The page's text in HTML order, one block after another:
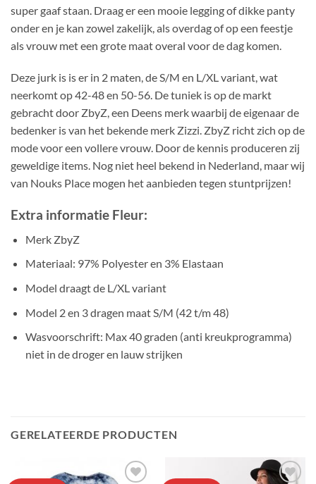
super gaaf staan. Draag er een mooie legging of dikke panty
onder en je kan zowel zakelijk, als overdag of op een feestje
als vrouw met een grote maat overal voor de dag komen.
Deze jurk is is er in 2 maten, de S/M en L/XL variant, wat
neerkomt op 42-48 en 50-56. De tuniek is op de markt
gebracht door ZbyZ, een Deens merk waarbij de eigenaar de
bedenker is van het bekende merk Zizzi. ZbyZ richt zich op de
mode voor een vollere vrouw. Door de kennis produceren zij
geweldige items. Nog niet heel bekend in Nederland, maar wij
van Nouks Place mogen het aanbieden tegen stuntprijzen!
Extra informatie Fleur:
Merk ZbyZ
Materiaal: 97% Polyester en 3% Elastaan
Model draagt de L/XL variant
Model 2 en 3 dragen maat S/M (42 t/m 48)
Wasvoorschrift: Max 40 graden (anti kreukprogramma)
niet in de droger en lauw strijken
GERELATEERDE PRODUCTEN